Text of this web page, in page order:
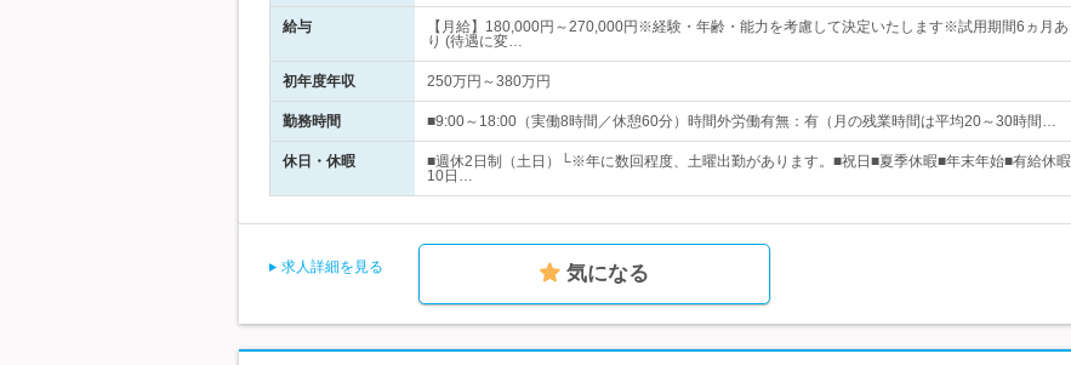
給与
【月給】180,000円～270,000円※経験・年齢・能力を考慮して決定いたします※試用期間6ヵ月あ
り (待遇に変…
初年度年収 250万円～380万円
勤務時間 ■9:00～18:00（実働8時間／休憩60分）時間外労働有無：有（月の残業時間は平均20～30時間…
休日・休暇
■週休2日制（土日）└※年に数回程度、土曜出勤があります。■祝日■夏季休暇■年末年始■有給休暇
10日…
求人詳細を見る 気になる